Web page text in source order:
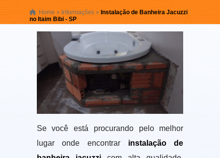
Home » Informações » Instalação de Banheira Jacuzzi
no Itaim Bibi - SP
Se você está procurando pelo melhor
lugar onde encontrar instalação de